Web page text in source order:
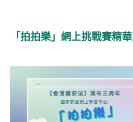
「拍拍樂」網上挑戰賽精